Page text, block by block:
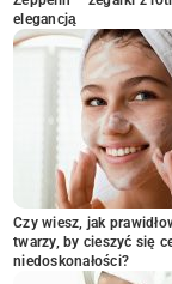
elegancją
Czy wiesz, jak
twarzy, by cieszyć się
niedoskonałości?